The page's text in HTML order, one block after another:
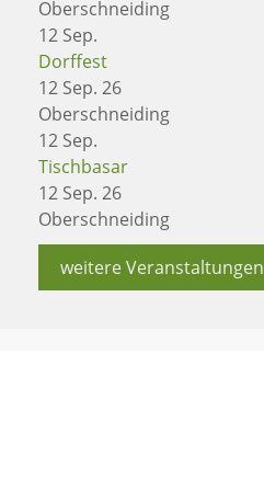
Oberschneiding
12 Sep.
Dorffest
12 Sep. 26
Oberschneiding
12 Sep.
Tischbasar
12 Sep. 26
Oberschneiding
weitere Veranstaltungen